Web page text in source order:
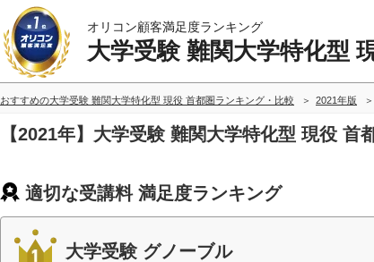
オリコン顧客満足度ランキング
大学受験 難関大学特化型
おすすめの大学受験 難関大学特化型 現役 首都圏ランキング・比較 2021年版
【2021年】大学受験 難関大学特化型 現役
適切な受講料 満足度ランキング
大学受験 グノーブル